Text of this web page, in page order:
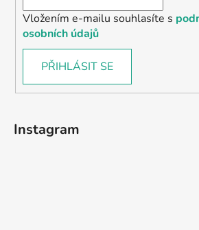
Vložením e-mailu souhlasíte s
osobních údajů
PŘIHLÁSIT SE
Instagram